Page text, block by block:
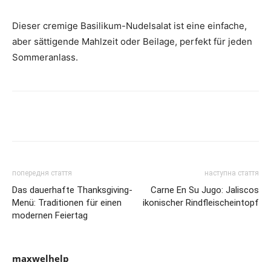
Dieser cremige Basilikum-Nudelsalat ist eine einfache,
aber sättigende Mahlzeit oder Beilage, perfekt für jeden
Sommeranlass.
попередня стаття
Das dauerhafte Thanksgiving-
Menü: Traditionen für einen
modernen Feiertag
наступна стаття
Carne En Su Jugo: Jaliscos
ikonischer Rindfleischeintopf
maxwelhelp